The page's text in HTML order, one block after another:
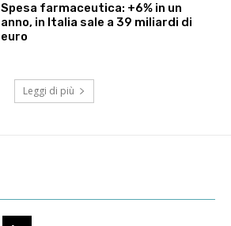
Spesa farmaceutica: +6% in un
anno, in Italia sale a 39 miliardi di
euro
Leggi di più